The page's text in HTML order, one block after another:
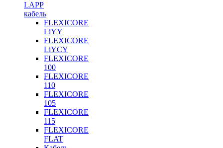
LAPP
кабель
FLEXICORE
LiYY
FLEXICORE
LiYCY
FLEXICORE
100
FLEXICORE
110
FLEXICORE
105
FLEXICORE
115
FLEXICORE
FLAT